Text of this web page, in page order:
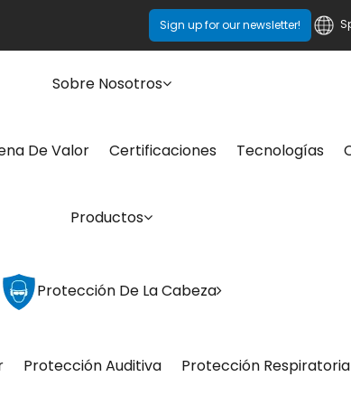
Sign up for our newsletter!
Sobre Nosotros
De Valor Certificaciones Tecnologías
Productos
Protección De La Cabeza
Protección Auditiva Protección Respiratoria